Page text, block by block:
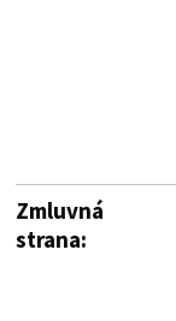
Zmluvná
strana: